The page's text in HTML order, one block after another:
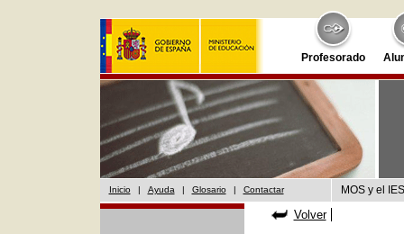
Profesorado
Inicio | Ayuda | Glosario | Contactar MOS y el
Volver